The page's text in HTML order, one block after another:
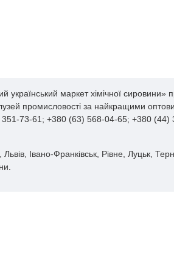
маркет хімічної сировини»
промисловості за найкращими
73-61; +380 (63) 568-04-65; +380
Івано-Франківськ, Рівне, Луцьк,